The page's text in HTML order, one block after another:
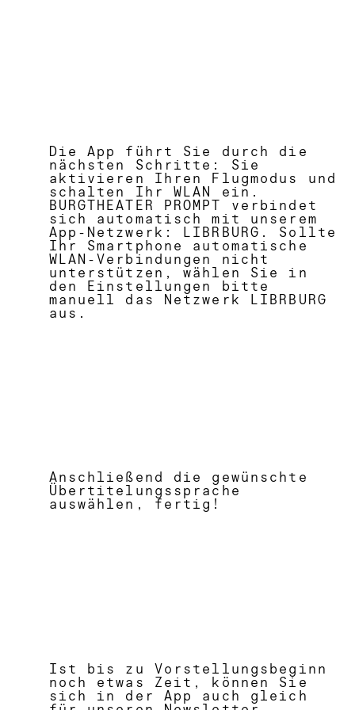
Die App führt Sie durch die
nächsten Schritte: Sie
aktivieren Ihren Flugmodus und
schalten Ihr WLAN ein.
BURGTHEATER PROMPT verbindet
sich automatisch mit unserem
App-Netzwerk: LIBRBURG. Sollte
Ihr Smartphone automatische
WLAN-Verbindungen nicht
unterstützen, wählen Sie in
den Einstellungen bitte
manuell das Netzwerk LIBRBURG
aus.
Anschließend die gewünschte
Übertitelungssprache
auswählen, fertig!
Ist bis zu Vorstellungsbeginn
noch etwas Zeit, können Sie
sich in der App auch gleich